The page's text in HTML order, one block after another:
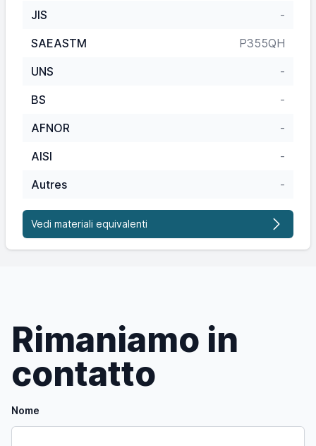
JIS
-
SAEASTM
P355QH
UNS
-
BS
-
AFNOR
-
AISI
-
Autres
-
Vedi materiali equivalenti
Rimaniamo in
contatto
Nome